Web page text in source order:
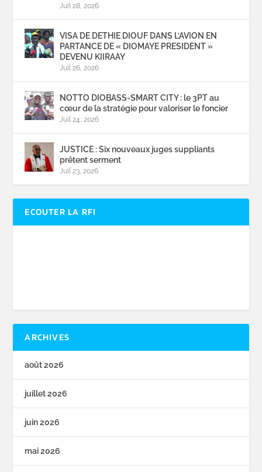
Juil 28, 2026
VISA DE DETHIE DIOUF DANS L’AVION EN
PARTANCE DE « DIOMAYE PRESIDENT »
DEVENU KIIRAAY
Juil 26, 2026
NOTTO DIOBASS-SMART CITY : le 3PT au
cœur de la stratégie pour valoriser le foncier
Juil 24, 2026
JUSTICE : Six nouveaux juges suppliants
prêtent serment
Juil 23, 2026
ECOUTER LA RFI
ARCHIVES
août 2026
juillet 2026
juin 2026
mai 2026